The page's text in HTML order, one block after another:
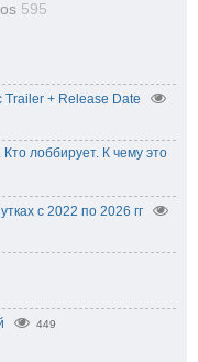
595
Trailer + Release Date
лоббирует. К чему это
с 2022 по 2026 гг
449